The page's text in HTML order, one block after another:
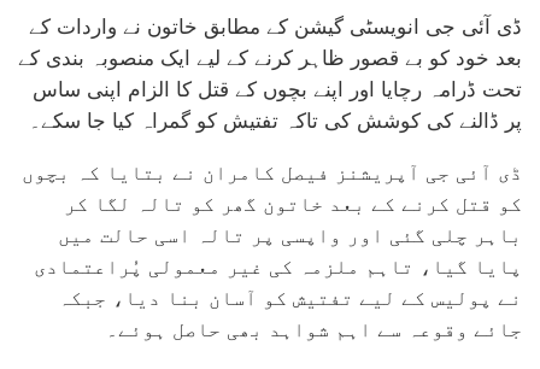
ڈی آئی جی انویسٹی گیشن کے مطابق خاتون نے واردات کے
بعد خود کو بے قصور ظاہر کرنے کے لیے ایک منصوبہ بندی کے
تحت ڈرامہ رچایا اور اپنے بچوں کے قتل کا الزام اپنی ساس
پر ڈالنے کی کوشش کی تاکہ تفتیش کو گمراہ کیا جا سکے۔
ڈی آئی جی آپریشنز فیصل کامران نے بتایا کہ بچوں
کو قتل کرنے کے بعد خاتون گھر کو تالہ لگا کر
باہر چلی گئی اور واپسی پر تالہ اسی حالت میں
پایا گیا، تاہم ملزمہ کی غیر معمولی پُراعتمادی
نے پولیس کے لیے تفتیش کو آسان بنا دیا، جبکہ
جائے وقوعہ سے اہم شواہد بھی حاصل ہوئے۔